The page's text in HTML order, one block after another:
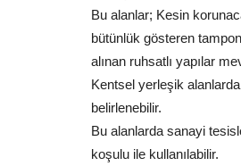
Bu alanlar; Kesin
bütünlük gösteren
alınan ruhsatlı yapılar
Kentsel yerleşik
belirlenebilir.
Bu alanlarda sanayi
koşulu ile kullanılabilir.